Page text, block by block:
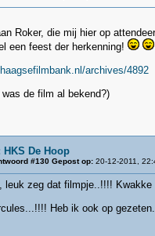
Roker, die mij hier op
een feest der herkenning!
archives/4892
de film al bekend?)
HKS De Hoop
#130 Gepost op:20-12-2011,
leuk zeg dat filmpje..!!!! Kwakke
Heb ik ook op gezeten.